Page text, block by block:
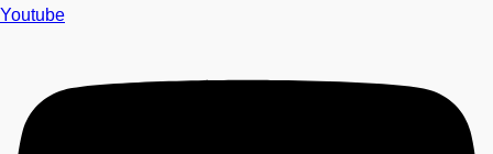
Youtube